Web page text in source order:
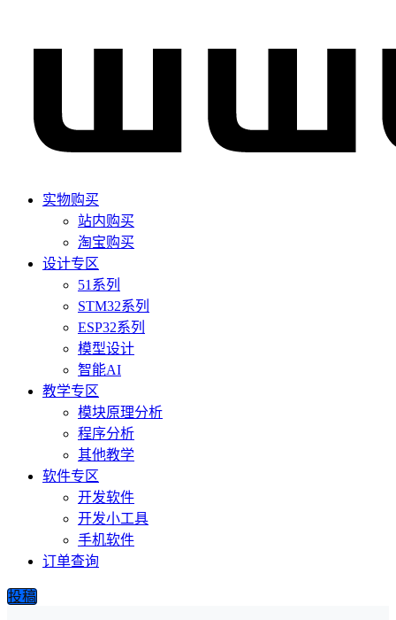
实物购买
站内购买
淘宝购买
设计专区
51系列
STM32系列
ESP32系列
模型设计
智能AI
教学专区
模块原理分析
程序分析
其他教学
软件专区
开发软件
开发小工具
手机软件
订单查询
投稿